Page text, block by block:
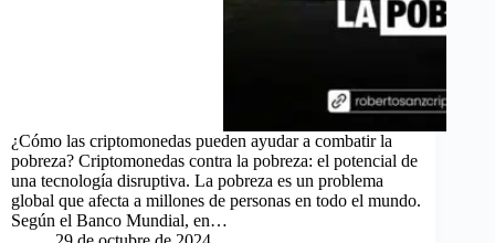
¿Cómo las criptomonedas pueden ayudar a combatir la
pobreza? Criptomonedas contra la pobreza: el potencial de
una tecnología disruptiva. La pobreza es un problema
global que afecta a millones de personas en todo el mundo.
Según el Banco Mundial, en…